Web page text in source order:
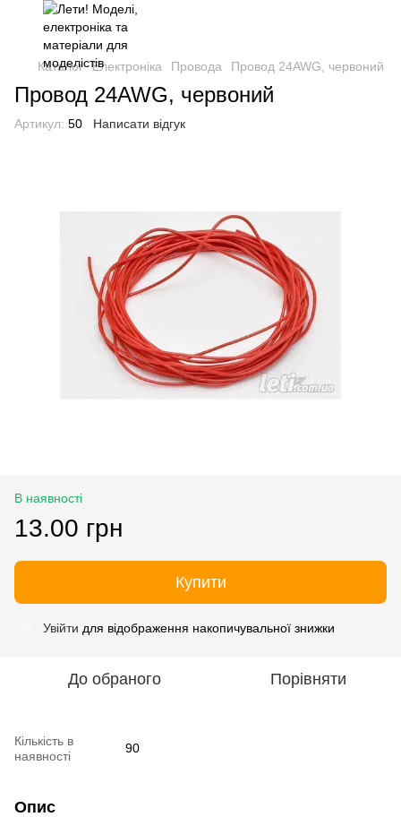
Каталог Електроніка Провода Провод 24AWG, червоний
Провод 24AWG, червоний
Артикул: 50 Написати відгук
В наявності
13.00 грн
Купити
Увійти для відображення накопичувальної знижки
До обраного Порівняти
Кількість в
наявності
90
Опис